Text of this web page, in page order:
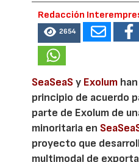
Redacción
2654
SeaSeaSy Exolum
principio de acuerdo
parte de Exolum de
minoritaria en
proyecto que
multimodal de